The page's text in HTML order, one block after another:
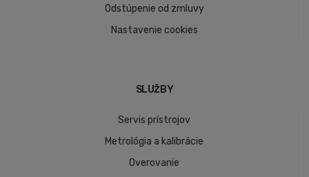
Odstúpenie od zmluvy
Nastavenie cookies
SLUŽBY
Servis prístrojov
Metrológia a kalibrácie
Overovanie